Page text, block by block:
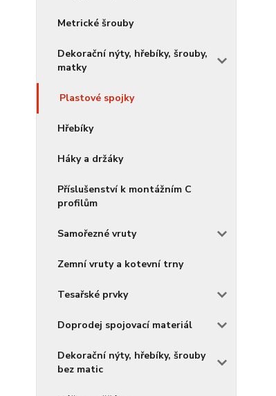
Metrické šrouby
Dekorační nýty, hřebíky, šrouby,
matky
Plastové spojky
Hřebíky
Háky a držáky
Příslušenství k montážním C
profilům
Samořezné vruty
Zemní vruty a kotevní trny
Tesařské prvky
Doprodej spojovací materiál
Dekorační nýty, hřebíky, šrouby
bez matic